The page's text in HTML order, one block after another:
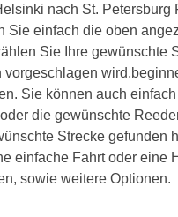
nach St. Petersburg
Sie einfach die oben
Sie Ihre gewünschte
vorgeschlagen
Sie können auch
die gewünschte
Strecke gefunden
einfache Fahrt oder eine
sowie weitere Optionen.